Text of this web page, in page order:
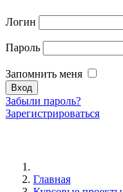
Логин
Пароль
Запомнить меня
Забыли пароль?
Зарегистрироваться
Главная